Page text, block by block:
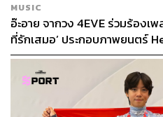
MUSIC
อ๊ะอาย จากวง 4EVE ร่วมร้องเ
ที่รักเสมอ’ ประกอบภาพยนตร์